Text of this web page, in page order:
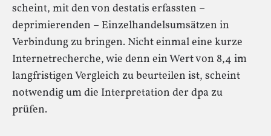
scheint, mit den von destatis erfassten –
deprimierenden – Einzelhandelsumsätzen in
Verbindung zu bringen. Nicht einmal eine kurze
Internetrecherche, wie denn ein Wert von 8,4 im
langfristigen Vergleich zu beurteilen ist, scheint
notwendig um die Interpretation der dpa zu
prüfen.